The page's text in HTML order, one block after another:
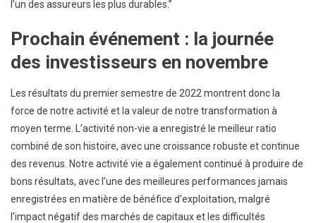
l’un des assureurs les plus durables.”
Prochain événement : la journée
des investisseurs en novembre
Les résultats du premier semestre de 2022 montrent donc la
force de notre activité et la valeur de notre transformation à
moyen terme. L’activité non-vie a enregistré le meilleur ratio
combiné de son histoire, avec une croissance robuste et continue
des revenus. Notre activité vie a également continué à produire de
bons résultats, avec l’une des meilleures performances jamais
enregistrées en matière de bénéfice d’exploitation, malgré
l’impact négatif des marchés de capitaux et les difficultés